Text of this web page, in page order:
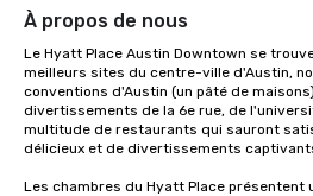
À propos de nous
Le Hyatt Place Austin Downtown se
meilleurs sites du centre-ville d'Austin,
conventions d'Austin (un pâté de
divertissements de la 6e rue, de
multitude de restaurants qui sauront
délicieux et de divertissements
Les chambres du Hyatt Place présentent